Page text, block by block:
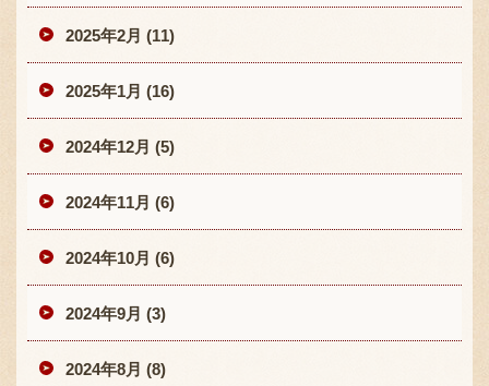
2025年2月 (11)
2025年1月 (16)
2024年12月 (5)
2024年11月 (6)
2024年10月 (6)
2024年9月 (3)
2024年8月 (8)